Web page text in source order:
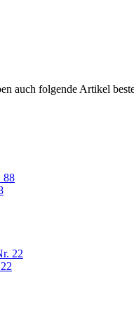
auch folgende Artikel